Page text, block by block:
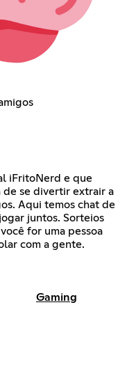
iFritoNerd e que
de se divertir extrair a
Aqui temos chat de
juntos. Sorteios
for uma pessoa
com a gente.
Gaming